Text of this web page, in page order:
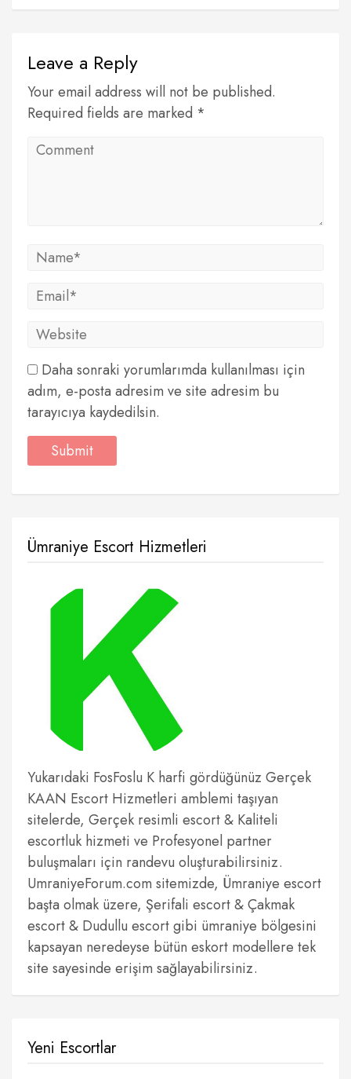
Leave a Reply
Your email address will not be published.
Required fields are marked *
Daha sonraki yorumlarımda kullanılması için
adım, e-posta adresim ve site adresim bu
tarayıcıya kaydedilsin.
Ümraniye Escort Hizmetleri
Yukarıdaki FosFoslu K harfi gördüğünüz Gerçek
KAAN Escort Hizmetleri amblemi taşıyan
sitelerde, Gerçek resimli escort & Kaliteli
escortluk hizmeti ve Profesyonel partner
buluşmaları için randevu oluşturabilirsiniz.
UmraniyeForum.com sitemizde, Ümraniye escort
başta olmak üzere, Şerifali escort & Çakmak
escort & Dudullu escort gibi ümraniye bölgesini
kapsayan neredeyse bütün eskort modellere tek
site sayesinde erişim sağlayabilirsiniz.
Yeni Escortlar